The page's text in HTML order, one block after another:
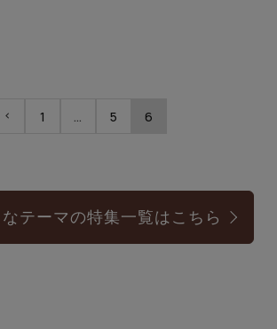
1 … 5 6
テーマの特集一覧はこちら